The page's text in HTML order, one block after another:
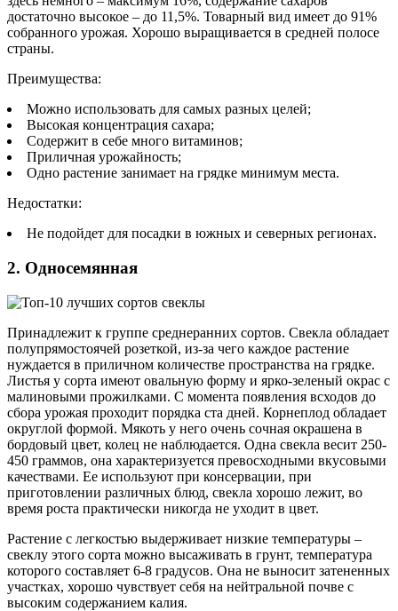
достаточно высокое – до 11,5%. Товарный вид имеет до 91%
собранного урожая. Хорошо выращивается в средней полосе
страны.
Преимущества:
Можно использовать для самых разных целей;
Высокая концентрация сахара;
Содержит в себе много витаминов;
Приличная урожайность;
Одно растение занимает на грядке минимум места.
Недостатки:
Не подойдет для посадки в южных и северных регионах.
2. Односемянная
Принадлежит к группе среднеранних сортов. Свекла обладает
полупрямостоячей розеткой, из-за чего каждое растение
нуждается в приличном количестве пространства на грядке.
Листья у сорта имеют овальную форму и ярко-зеленый окрас с
малиновыми прожилками. С момента появления всходов до
сбора урожая проходит порядка ста дней. Корнеплод обладает
округлой формой. Мякоть у него очень сочная окрашена в
бордовый цвет, колец не наблюдается. Одна свекла весит 250-
450 граммов, она характеризуется превосходными вкусовыми
качествами. Ее используют при консервации, при
приготовлении различных блюд, свекла хорошо лежит, во
время роста практически никогда не уходит в цвет.
Растение с легкостью выдерживает низкие температуры –
свеклу этого сорта можно высаживать в грунт, температура
которого составляет 6-8 градусов. Она не выносит затененных
участках, хорошо чувствует себя на нейтральной почве с
высоким содержанием калия.